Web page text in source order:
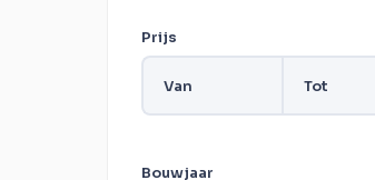
Prijs
Van Tot
Bouwjaar